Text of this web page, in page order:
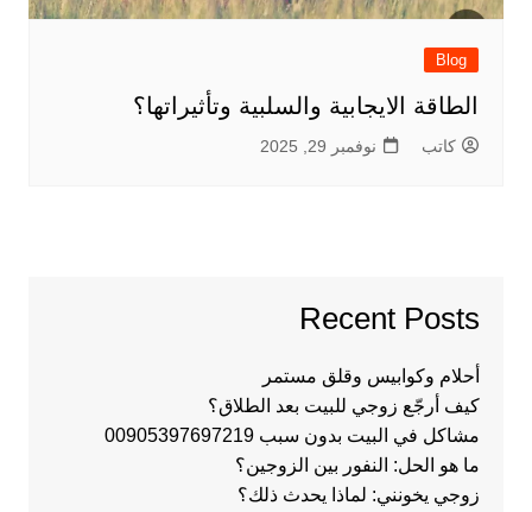
Blog
الطاقة الايجابية والسلبية وتأثيراتها؟
كاتب نوفمبر 29, 2025
Recent Posts
أحلام وكوابيس وقلق مستمر
كيف أرجّع زوجي للبيت بعد الطلاق؟
مشاكل في البيت بدون سبب 00905397697219
ما هو الحل: النفور بين الزوجين؟
زوجي يخونني: لماذا يحدث ذلك؟